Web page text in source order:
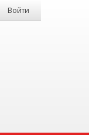
Войти